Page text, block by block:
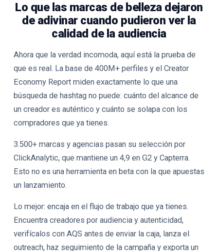
Lo que las marcas de belleza dejaron
de adivinar cuando pudieron ver la
calidad de la audiencia
Ahora que la verdad incomoda, aquí está la prueba de
que es real. La base de 400M+ perfiles y el Creator
Economy Report miden exactamente lo que una
búsqueda de hashtag no puede: cuánto del alcance de
un creador es auténtico y cuánto se solapa con los
compradores que ya tienes.
3.500+ marcas y agencias pasan su selección por
ClickAnalytic, que mantiene un 4,9 en G2 y Capterra.
Esto no es una herramienta en beta con la que apuestas
un lanzamiento.
Lo mejor: encaja en el flujo de trabajo que ya tienes.
Encuentra creadores por audiencia y autenticidad,
verifícalos con AQS antes de enviar la caja, lanza el
outreach, haz seguimiento de la campaña y exporta un